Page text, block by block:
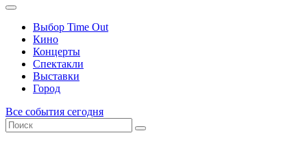
Выбор Time Out
Кино
Концерты
Спектакли
Выставки
Город
Все события сегодня